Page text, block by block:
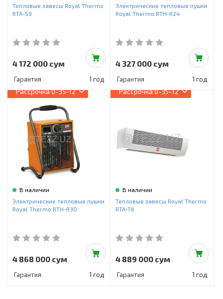
Тепловые завесы Royal Thermo
RTA-S9
4 172 000 сум
Гарантия 1 год
Электрические тепловые пушки
Royal Thermo RTH-R24
4 327 000 сум
Гарантия 1 год
Рассрочка0-35-12
В наличии
Электрические тепловые пушки
Royal Thermo RTH-R30
4 868 000 сум
Гарантия 1 год
Рассрочка0-35-12
В наличии
Тепловые завесы Royal Thermo
RTA-T6
4 889 000 сум
Гарантия 1 год